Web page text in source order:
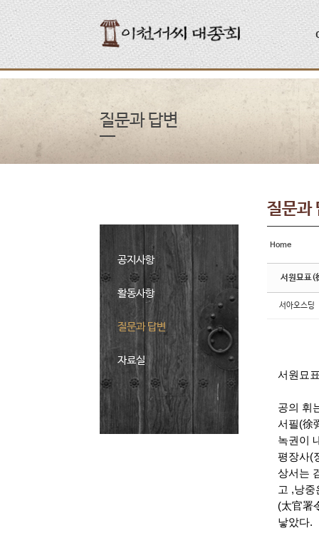
질문과 답변
공지사항
활동사항
질문과 답변
자료실
질문과
Home
서원묘표
서아오스딩
서원묘
공의 휘
서필(徐
녹권이
평장사(
상서는
고 ,낭
(太官署
낳았다.